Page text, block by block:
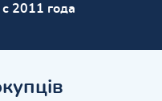
2011 года